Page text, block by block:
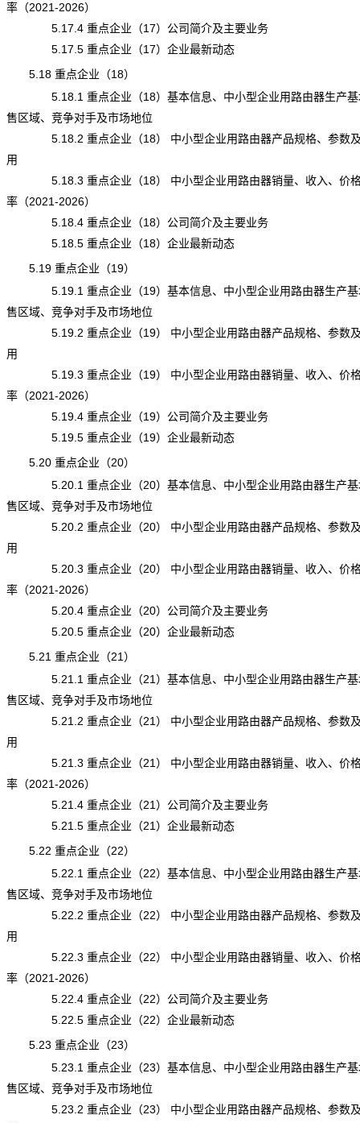
率（2021-2026）
5.17.4 重点企业（17）公司简介及主要业务
5.17.5 重点企业（17）企业最新动态
5.18 重点企业（18）
5.18.1 重点企业（18）基本信息、中小型企业用路由器生产基
售区域、竞争对手及市场地位
5.18.2 重点企业（18） 中小型企业用路由器产品规格、参数及
用
5.18.3 重点企业（18） 中小型企业用路由器销量、收入、价格
率（2021-2026）
5.18.4 重点企业（18）公司简介及主要业务
5.18.5 重点企业（18）企业最新动态
5.19 重点企业（19）
5.19.1 重点企业（19）基本信息、中小型企业用路由器生产基
售区域、竞争对手及市场地位
5.19.2 重点企业（19） 中小型企业用路由器产品规格、参数及
用
5.19.3 重点企业（19） 中小型企业用路由器销量、收入、价格
率（2021-2026）
5.19.4 重点企业（19）公司简介及主要业务
5.19.5 重点企业（19）企业最新动态
5.20 重点企业（20）
5.20.1 重点企业（20）基本信息、中小型企业用路由器生产基
售区域、竞争对手及市场地位
5.20.2 重点企业（20） 中小型企业用路由器产品规格、参数及
用
5.20.3 重点企业（20） 中小型企业用路由器销量、收入、价格
率（2021-2026）
5.20.4 重点企业（20）公司简介及主要业务
5.20.5 重点企业（20）企业最新动态
5.21 重点企业（21）
5.21.1 重点企业（21）基本信息、中小型企业用路由器生产基
售区域、竞争对手及市场地位
5.21.2 重点企业（21） 中小型企业用路由器产品规格、参数及
用
5.21.3 重点企业（21） 中小型企业用路由器销量、收入、价格
率（2021-2026）
5.21.4 重点企业（21）公司简介及主要业务
5.21.5 重点企业（21）企业最新动态
5.22 重点企业（22）
5.22.1 重点企业（22）基本信息、中小型企业用路由器生产基
售区域、竞争对手及市场地位
5.22.2 重点企业（22） 中小型企业用路由器产品规格、参数及
用
5.22.3 重点企业（22） 中小型企业用路由器销量、收入、价格
率（2021-2026）
5.22.4 重点企业（22）公司简介及主要业务
5.22.5 重点企业（22）企业最新动态
5.23 重点企业（23）
5.23.1 重点企业（23）基本信息、中小型企业用路由器生产基
售区域、竞争对手及市场地位
5.23.2 重点企业（23） 中小型企业用路由器产品规格、参数及